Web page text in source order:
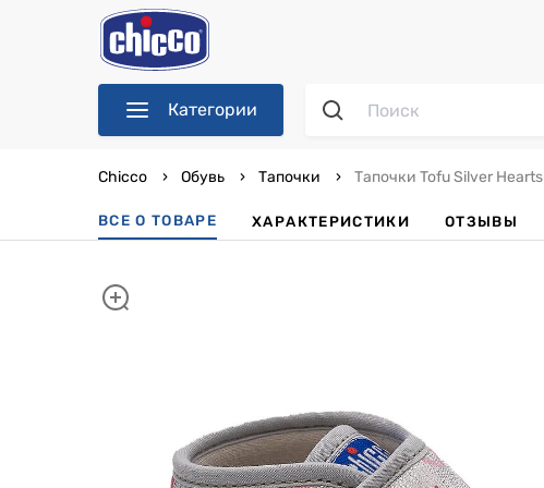
Категории
Chicco Обувь Тапочки Тапочки Tofu Silver Hearts
ВСЕ О ТОВАРЕ ХАРАКТЕРИСТИКИ ОТЗЫВЫ